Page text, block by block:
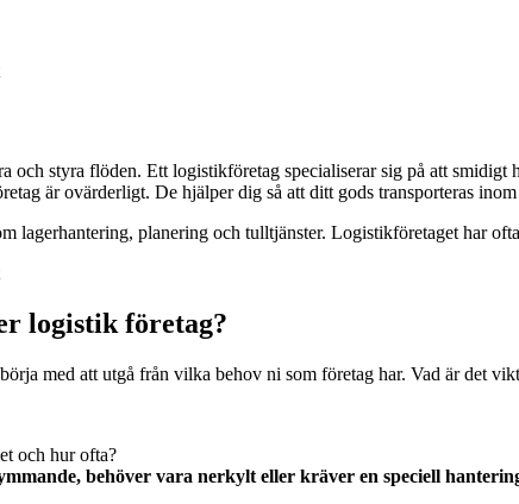
och styra flöden. Ett logistikföretag specialiserar sig på att
är ovärderligt. De hjälper dig så att ditt gods transporteras
lagerhantering, planering och tulltjänster. Logistikföretaget har
logistik företag?
med att utgå från vilka behov ni som företag har. Vad är det
och hur ofta?
behöver vara nerkylt eller kräver en speciell